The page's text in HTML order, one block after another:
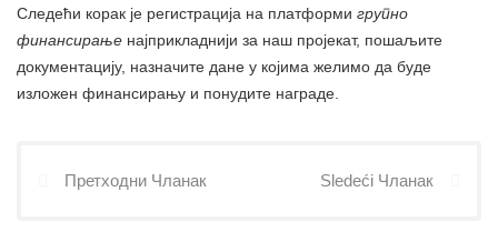
Следећи корак је регистрација на платформи групно
финансирање најприкладнији за наш пројекат, пошаљите
документацију, назначите дане у којима желимо да буде
изложен финансирању и понудите награде.
Претходни Чланак Sledeći Чланак